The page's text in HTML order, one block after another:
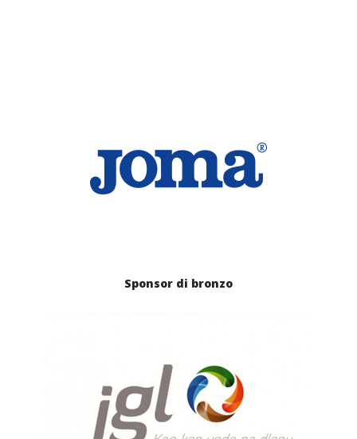
Sponsor di bronzo